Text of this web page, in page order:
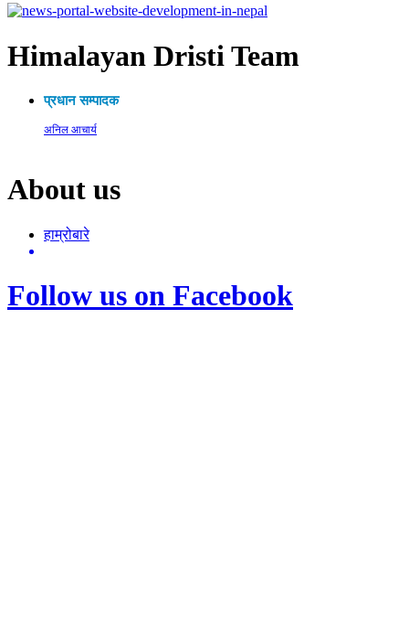
Himalayan Dristi Team
प्रधान सम्पादक
अनिल आचार्य
About us
हाम्रोबारे
Follow us on Facebook